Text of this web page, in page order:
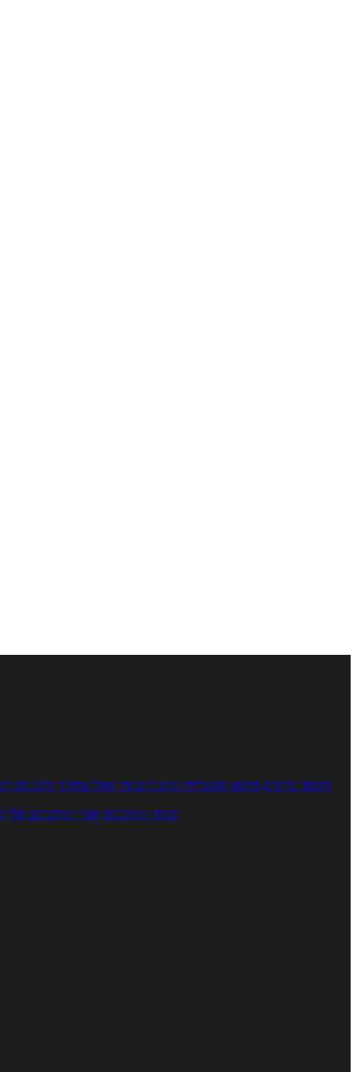
מתכוני סלטים מתכוני פשטידות מתכוני עוגות אוכל צמחוני מתכונים
מנתח המתכונים ספר המתכונים שלי